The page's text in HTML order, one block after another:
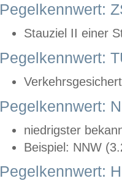
Pegelkennwert:
Stauziel II einer
Pegelkennwert:
Pegelkennwert:
niedrigster
Beispiel: NNW
Pegelkennwert: